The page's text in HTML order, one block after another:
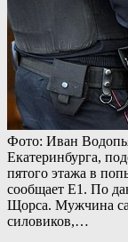
Фото: Иван
Екатеринбурга,
пятого этажа в
сообщает E1. По
Щорса. Мужчина
силовиков,…